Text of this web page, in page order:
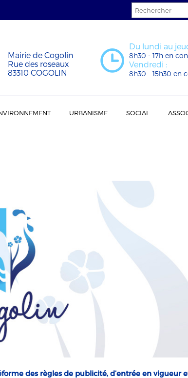
Mairie de Cogolin
Rue des roseaux
83310 COGOLIN
Du lundi au
8h30 - 17h en
Vendredi :
8h30 - 15h30 en
URBANISME SOCIAL
des règles de publicité, d’entrée en vigueur